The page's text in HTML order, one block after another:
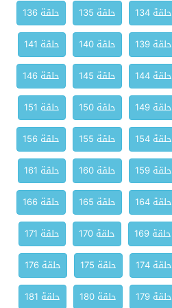
حلقة 134 حلقة 135
حلقة 136
حلقة 139 حلقة 140
حلقة 141
حلقة 144 حلقة 145
حلقة 146
حلقة 149 حلقة 150
حلقة 151
حلقة 154 حلقة 155
حلقة 156
حلقة 159 حلقة 160
حلقة 161
حلقة 164 حلقة 165
حلقة 166
حلقة 169 حلقة 170
حلقة 171
حلقة 174 حلقة 175
حلقة 176
حلقة 179 حلقة 180
حلقة 181